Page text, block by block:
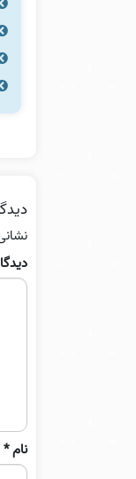
نام*